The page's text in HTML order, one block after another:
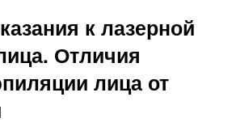
к лазерной
Отличия
лица от